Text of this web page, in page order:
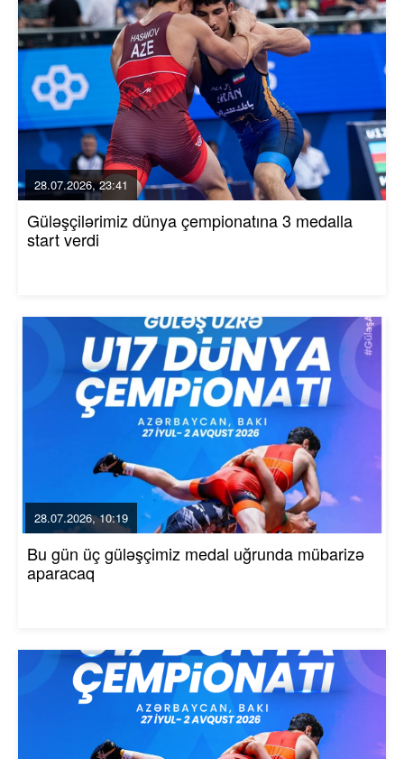
28.07.2026, 23:41
Güləşçilərimiz dünya çempionatına 3 medalla
start verdi
28.07.2026, 10:19
Bu gün üç güləşçimiz medal uğrunda mübarizə
aparacaq